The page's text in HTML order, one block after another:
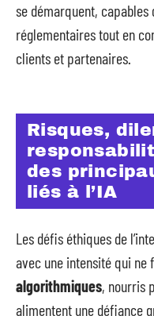
se démarquent, capables
réglementaires tout en
clients et partenaires.
Risques,
des
liés à l’IA
Les défis éthiques de
avec une intensité qui ne
algorithmiques, nourris
alimentent une défiance